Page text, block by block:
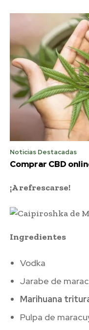
Noticias Destacadas
Comprar CBD
¡A refrescarse!
Ingredientes
Vodka
Jarabe de
Marihuana
Pulpa de